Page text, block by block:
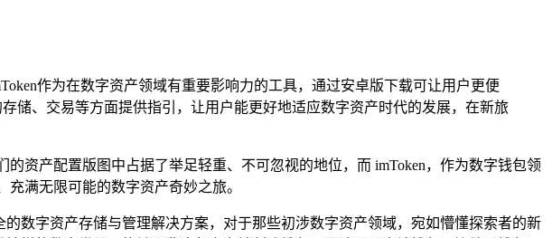
作为在数字资产领域有重要影响力的工具，通过安卓版下载可让用户更便
储、交易等方面提供指引，让用户能更好地适应数字资产时代的发展，在新旅
的资产配置版图中占据了举足轻重、不可忽视的地位，而 imToken，作为数字钱包领
满无限可能的数字资产奇妙之旅。
数字资产存储与管理解决方案，对于那些初涉数字资产领域，宛如懵懂探索者的新